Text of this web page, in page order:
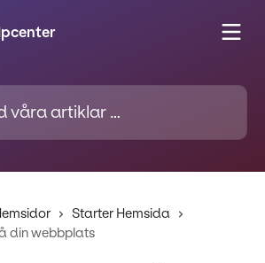
…
Starter Hemsida
din webbplats